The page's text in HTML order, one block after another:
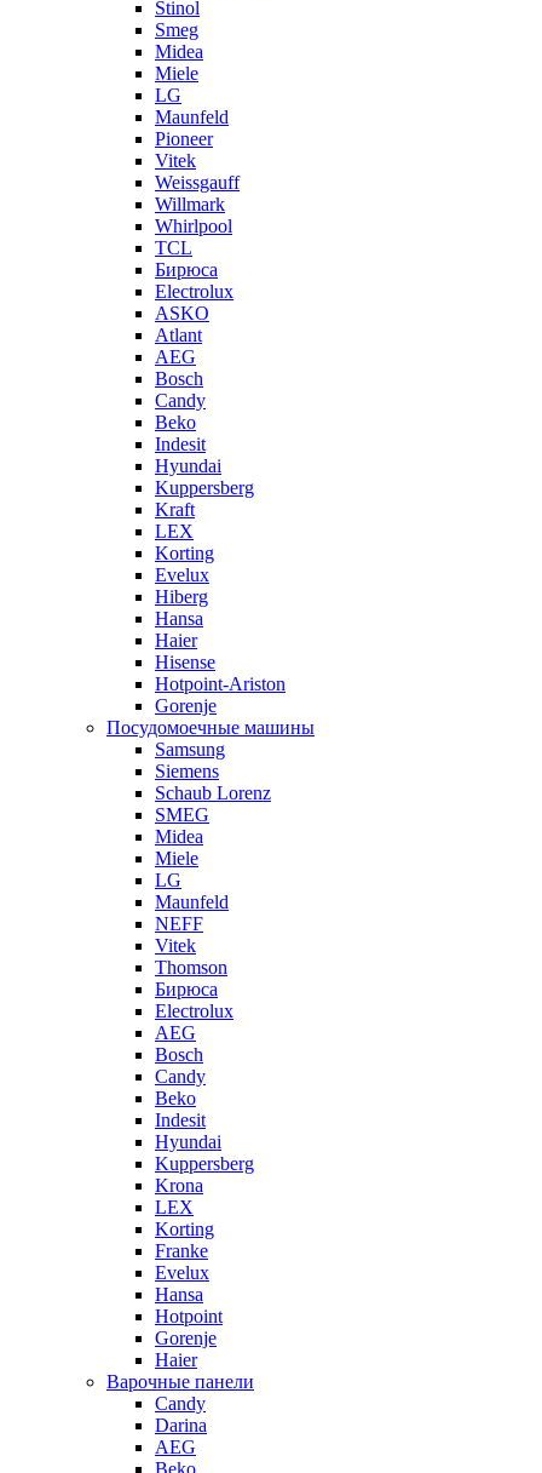
Stinol
Smeg
Midea
Miele
LG
Maunfeld
Pioneer
Vitek
Weissgauff
Willmark
Whirlpool
TCL
Бирюса
Electrolux
ASKO
Atlant
AEG
Bosch
Candy
Beko
Indesit
Hyundai
Kuppersberg
Kraft
LEX
Korting
Evelux
Hiberg
Hansa
Haier
Hisense
Hotpoint-Ariston
Gorenje
Посудомоечные машины
Samsung
Siemens
Schaub Lorenz
SMEG
Midea
Miele
LG
Maunfeld
NEFF
Vitek
Thomson
Бирюса
Electrolux
AEG
Bosch
Candy
Beko
Indesit
Hyundai
Kuppersberg
Krona
LEX
Korting
Franke
Evelux
Hansa
Hotpoint
Gorenje
Haier
Варочные панели
Candy
Darina
AEG